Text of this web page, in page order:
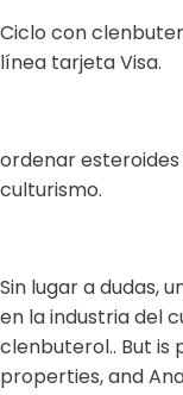
Ciclo con
línea tarjeta Visa.
ordenar
culturismo.
Sin lugar a dudas,
en la industria del
clenbuterol.. But is
properties, and